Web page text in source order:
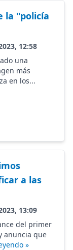
la "policía
12:58
una
más
en los...
a las
13:09
del primer
anuncia que
»